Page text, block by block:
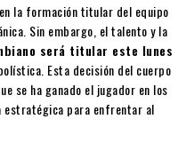
la formación titular del equipo
Sin embargo, el talento y la
será titular este lunes
Esta decisión del cuerpo
se ha ganado el jugador en los
estratégica para enfrentar al